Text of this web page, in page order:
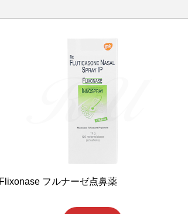
Flixonase フルナーゼ点鼻薬